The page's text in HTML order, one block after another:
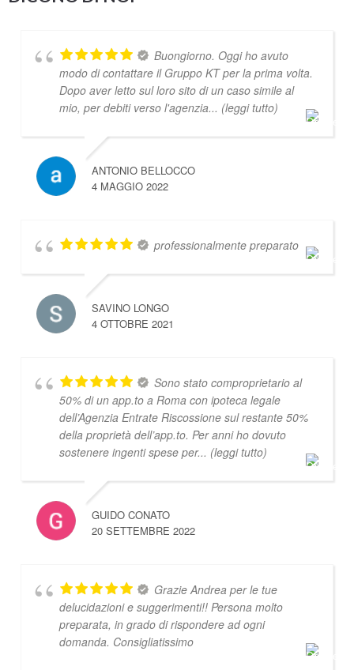
Buongiorno. Oggi ho avuto
modo di contattare il Gruppo KT per la prima volta.
Dopo aver letto sul loro sito di un caso simile al
mio, per debiti verso l'agenzia... (leggi tutto)
ANTONIO BELLOCCO
4 MAGGIO 2022
professionalmente preparato
SAVINO LONGO
4 OTTOBRE 2021
Sono stato comproprietario al
50% di un app.to a Roma con ipoteca legale
dell’Agenzia Entrate Riscossione sul restante 50%
della proprietà dell’app.to. Per anni ho dovuto
sostenere ingenti spese per... (leggi tutto)
GUIDO CONATO
20 SETTEMBRE 2022
Grazie Andrea per le tue
delucidazioni e suggerimenti!! Persona molto
preparata, in grado di rispondere ad ogni
domanda. Consigliatissimo